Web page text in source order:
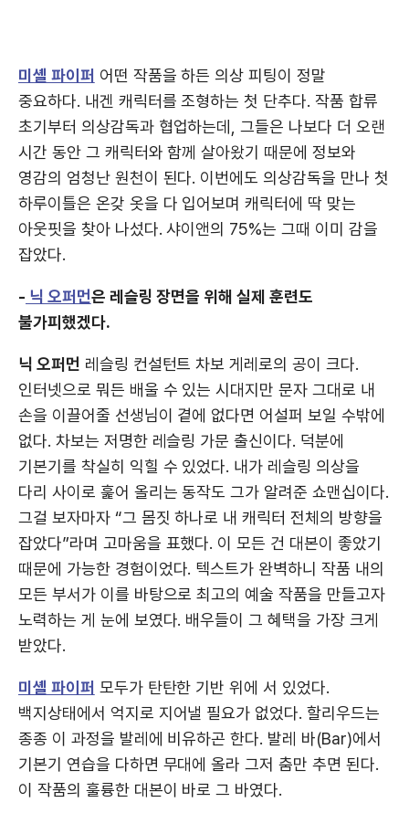
미셸 파이퍼 어떤 작품을 하든 의상 피팅이 정말
중요하다. 내겐 캐릭터를 조형하는 첫 단추다. 작품 합류
초기부터 의상감독과 협업하는데, 그들은 나보다 더 오랜
시간 동안 그 캐릭터와 함께 살아왔기 때문에 정보와
영감의 엄청난 원천이 된다. 이번에도 의상감독을 만나 첫
하루이틀은 온갖 옷을 다 입어보며 캐릭터에 딱 맞는
아웃핏을 찾아 나섰다. 샤이앤의 75%는 그때 이미 감을
잡았다.
- 닉 오퍼먼은 레슬링 장면을 위해 실제 훈련도
불가피했겠다.
닉 오퍼먼 레슬링 컨설턴트 차보 게레로의 공이 크다.
인터넷으로 뭐든 배울 수 있는 시대지만 문자 그대로 내
손을 이끌어줄 선생님이 곁에 없다면 어설퍼 보일 수밖에
없다. 차보는 저명한 레슬링 가문 출신이다. 덕분에
기본기를 착실히 익힐 수 있었다. 내가 레슬링 의상을
다리 사이로 훑어 올리는 동작도 그가 알려준 쇼맨십이다.
그걸 보자마자 “그 몸짓 하나로 내 캐릭터 전체의 방향을
잡았다”라며 고마움을 표했다. 이 모든 건 대본이 좋았기
때문에 가능한 경험이었다. 텍스트가 완벽하니 작품 내의
모든 부서가 이를 바탕으로 최고의 예술 작품을 만들고자
노력하는 게 눈에 보였다. 배우들이 그 혜택을 가장 크게
받았다.
미셸 파이퍼 모두가 탄탄한 기반 위에 서 있었다.
백지상태에서 억지로 지어낼 필요가 없었다. 할리우드는
종종 이 과정을 발레에 비유하곤 한다. 발레 바(Bar)에서
기본기 연습을 다하면 무대에 올라 그저 춤만 추면 된다.
이 작품의 훌륭한 대본이 바로 그 바였다.